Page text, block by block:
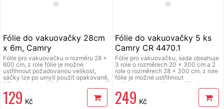
Fólie do vakuovačky 28cm
x 6m, Camry
Fólie pro vakuovačku o rozměru 28 x
600 cm, z role fólie je možné
ustřihnout požadovanou velikost,
sáčky lze po umytí použít opakovaně,
3D plastická vnitřní struktura pro lepší
odsátí vzduchu i za potravinou,
vhodné pro moderní přípravu potravin
kuchařskou metodou Sous-vide,
129 Kč
Fólie do vakuovačky 5 ks
Camry CR 4470.1
Fólie pro vakuovačku, sada obsahuje
3 role o rozměrech 20 x 300 cm a 2
role o rozměrech 28 x 300 cm, z role
fólie je možné ustřihnout
požadovanou velikost, sáčky lze po
umytí použít opakovaně, 3D plastická
vnitřní struktura pro lepší odsátí
vzduchu i za potravinou, vhodné pro
249 Kč